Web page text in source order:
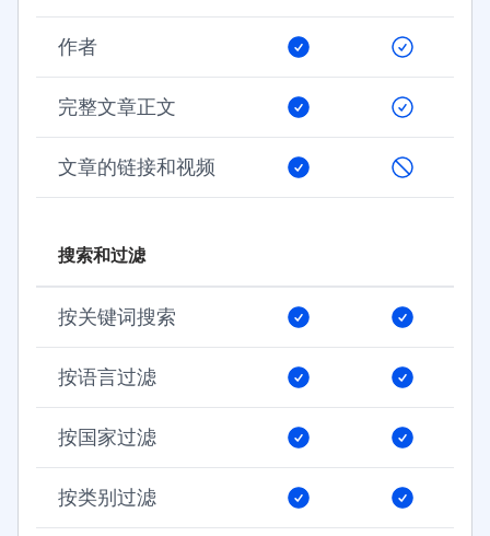
作者
完整文章正文
文章的链接和视频
搜索和过滤
按关键词搜索
按语言过滤
按国家过滤
按类别过滤